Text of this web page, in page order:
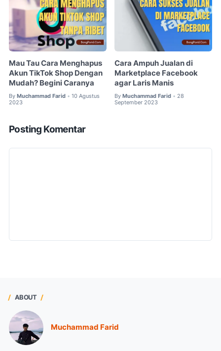
Mau Tau Cara Menghapus
Akun TikTok Shop Dengan
Mudah? Begini Caranya
By Muchammad Farid • 10 Agustus
2023
Cara Ampuh Jualan di
Marketplace Facebook
agar Laris Manis
By Muchammad Farid • 28
September 2023
Posting Komentar
ABOUT
Muchammad Farid